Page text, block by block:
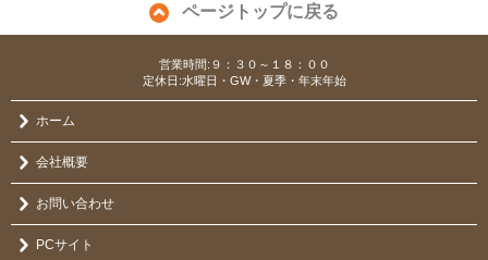
ページトップに戻る
営業時間:９：３０～１８：００
定休日:水曜日・GW・夏季・年末年始
ホーム
会社概要
お問い合わせ
PCサイト